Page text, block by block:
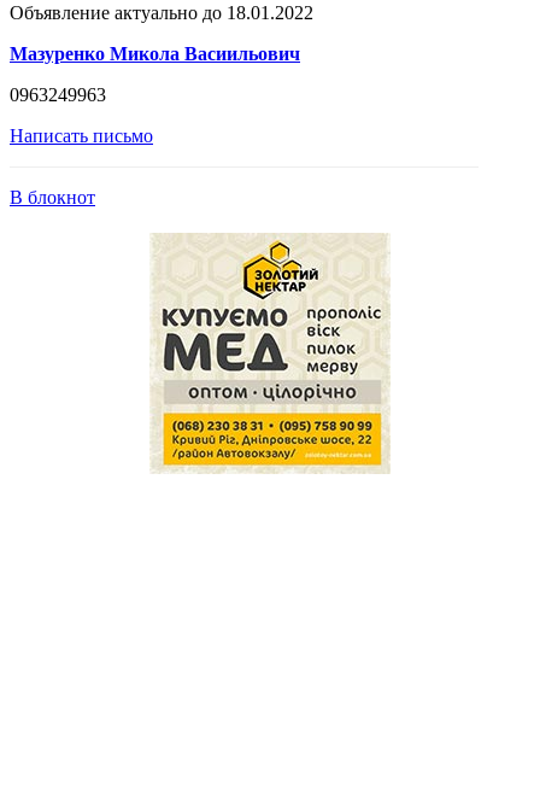
Объявление актуально до 18.01.2022
Мазуренко Микола Васиильович
0963249963
Написать письмо
В блокнот